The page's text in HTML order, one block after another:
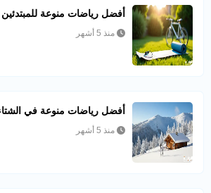
أفضل رياضات منوعة للمبتدئين
منذ 5 أشهر
أفضل رياضات منوعة في
منذ 5 أشهر